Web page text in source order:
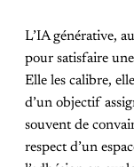
L’IA générative,
pour satisfaire
Elle les calibre,
d’un objectif
souvent de
respect d’un